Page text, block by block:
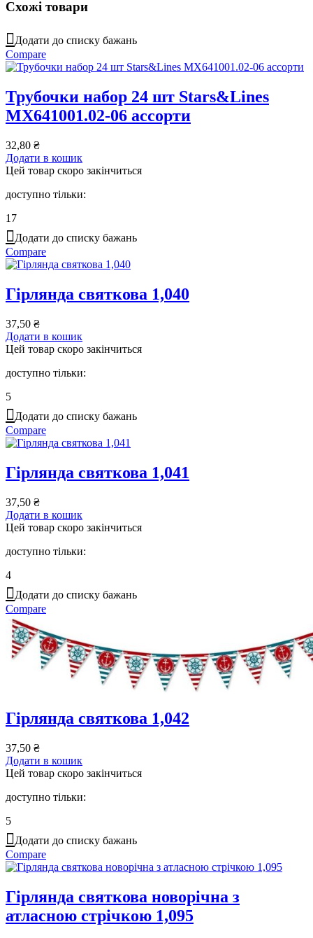
Схожі товари
Додати до списку бажань
Compare
Трубочки набор 24 шт Stars&Lines
MX641001.02-06 ассорти
32,80 ₴
Додати в кошик
Цей товар скоро закінчиться
доступно тільки:
17
Додати до списку бажань
Compare
Гірлянда святкова 1,040
37,50 ₴
Додати в кошик
Цей товар скоро закінчиться
доступно тільки:
5
Додати до списку бажань
Compare
Гірлянда святкова 1,041
37,50 ₴
Додати в кошик
Цей товар скоро закінчиться
доступно тільки:
4
Додати до списку бажань
Compare
Гірлянда святкова 1,042
37,50 ₴
Додати в кошик
Цей товар скоро закінчиться
доступно тільки:
5
Додати до списку бажань
Compare
Гірлянда святкова новорічна з
атласною стрічкою 1,095